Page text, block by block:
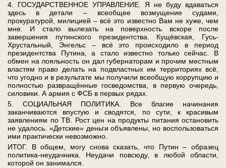
4. ГОСУДАРСТВЕННОЕ УПРАВЛЕНИЕ. Я не буду вдаваться
здесь в детали – всеобщее возмущение судами,
прокуратурой, милицией – всё это известно Вам не хуже, чем
мне. И стало вылезать на поверхность вскоре после
завершения путинского президентства. Кущёвская, Гусь-
Хрустальный, Энгельс – всё это происходило в период
президентства Путина, а стало известно только сейчас. В
обмен на лояльность он дал губернаторам и прочим местным
властям право делать на подвластных им территориях всё,
что угодно и в результате мы получили всеобщую коррупцию и
полностью развращённые госведомства, в первую очередь,
силовики. А армия с ФСБ в первых рядах.
5. СОЦИАЛЬНАЯ ПОЛИТИКА. Все благие начинания
заканчиваются впустую и сводятся, по сути, к красивым
заявлениям по ТВ. Рост цен на продукты питания остановить
не удалось. «Детские» деньги объявлены, но воспользоваться
ими практически невозможно.
ИТОГ. В общем, могу снова сказать, что Путин – образец
политика-неудачника. Неудачи повсюду, в любой области,
которой он занимался.